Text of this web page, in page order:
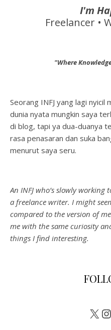
I'm
Freelancer •
"Where
Seorang INFJ yang lagi nyicil
dunia nyata mungkin saya
di blog, tapi ya dua-duanya
rasa penasaran dan suka
menurut saya seru.
An INFJ who’s slowly
a freelance writer. I might
compared to the version of
me with the same curiosity
things I find interesting.
X